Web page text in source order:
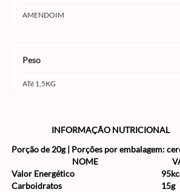
AMENDOIM
peso
ATé 1,5KG
INFORMAÇÃO NUTRICIONAL
Porção de 20g | Porções por embalagem:
NOME
Valor Energético
Carboidratos
15g